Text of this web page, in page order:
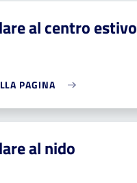
al centro estivo
PAGINA
al nido